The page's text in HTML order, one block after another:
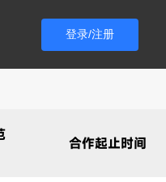
登录/注册
合作起止时间